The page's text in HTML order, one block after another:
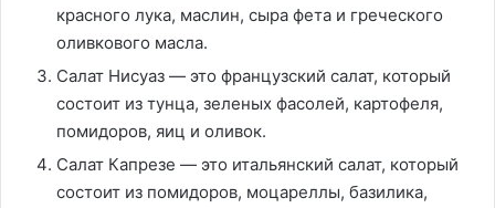
красного лука, маслин, сыра фета и греческого
оливкового масла.
Салат Нисуаз — это французский салат, который
состоит из тунца, зеленых фасолей, картофеля,
помидоров, яиц и оливок.
Салат Капрезе — это итальянский салат, который
состоит из помидоров, моцареллы, базилика,